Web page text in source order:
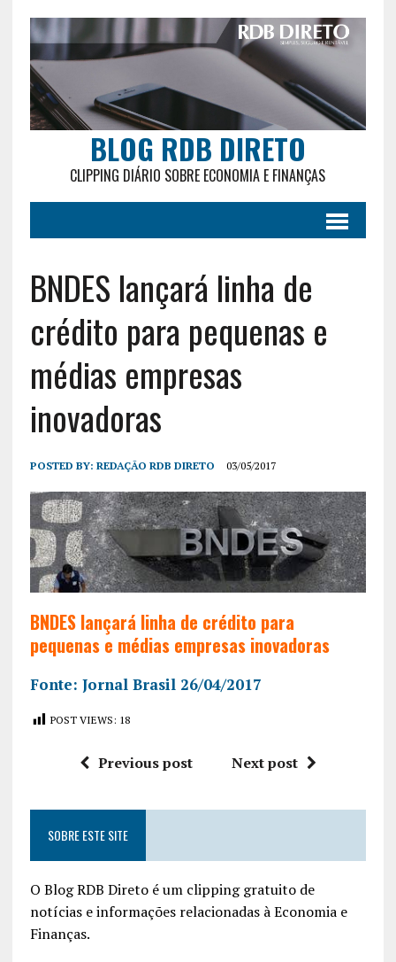
BLOG RDB DIRETO
CLIPPING DIÁRIO SOBRE ECONOMIA E FINANÇAS
BNDES lançará linha de
crédito para pequenas e
médias empresas
inovadoras
POSTED BY: REDAÇÃO RDB DIRETO 03/05/2017
BNDES lançará linha de crédito para
pequenas e médias empresas inovadoras
Fonte: Jornal Brasil 26/04/2017
POST VIEWS: 18
Previous post Next post
SOBRE ESTE SITE
O Blog RDB Direto é um clipping gratuito de
notícias e informações relacionadas à Economia e
Finanças.